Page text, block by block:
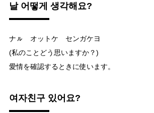
날 어떻게 생각해요?
ナㇽ オットケ センガケヨ
(私のことどう思いますか？)
愛情を確認するときに使います。
여자친구 있어요?